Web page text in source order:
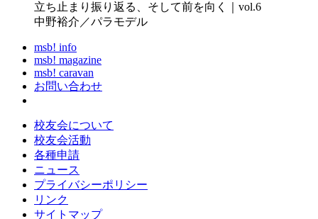
立ち止まり振り返る、そして前を向く｜vol.6
中野裕介／パラモデル
msb! info
msb! magazine
msb! caravan
お問い合わせ
校友会について
校友会活動
各種申請
ニュース
プライバシーポリシー
リンク
サイトマップ